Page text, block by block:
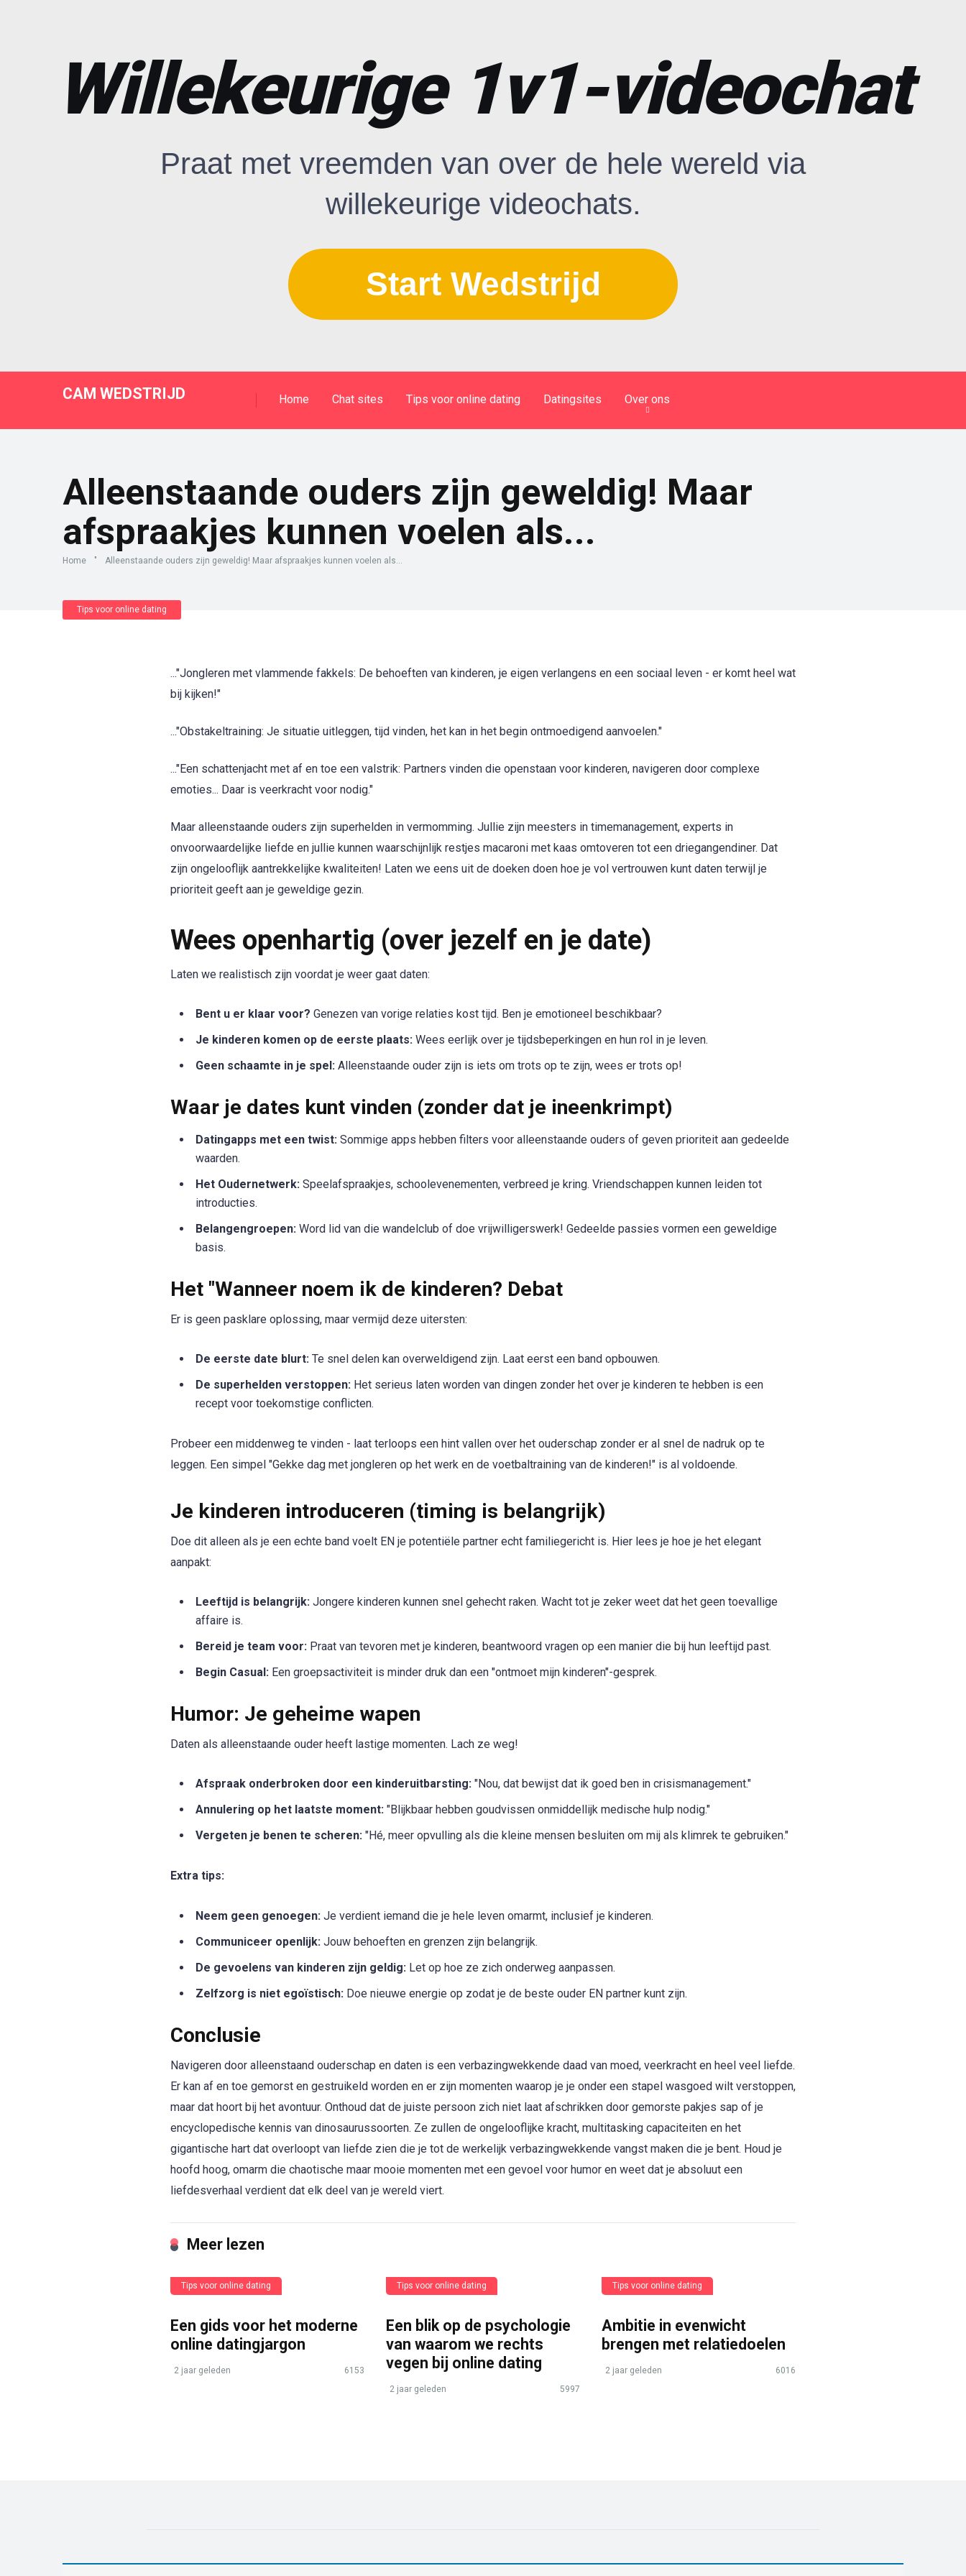
Willekeurige 1v1-videochat
Praat met vreemden van over de hele wereld via
willekeurige videochats.
Start Wedstrijd
CAM WEDSTRIJD Home Chat sites Tips voor online dating Datingsites Over ons
Alleenstaande ouders zijn geweldig! Maar
afspraakjes kunnen voelen als...
Home " Alleenstaande ouders zijn geweldig! Maar afspraakjes kunnen voelen als...
Tips voor online dating
..."Jongleren met vlammende fakkels: De behoeften van kinderen, je eigen verlangens en een sociaal leven - er komt heel wat
bij kijken!"
..."Obstakeltraining: Je situatie uitleggen, tijd vinden, het kan in het begin ontmoedigend aanvoelen."
..."Een schattenjacht met af en toe een valstrik: Partners vinden die openstaan voor kinderen, navigeren door complexe
emoties... Daar is veerkracht voor nodig."
Maar alleenstaande ouders zijn superhelden in vermomming. Jullie zijn meesters in timemanagement, experts in
onvoorwaardelijke liefde en jullie kunnen waarschijnlijk restjes macaroni met kaas omtoveren tot een driegangendiner. Dat
zijn ongelooflijk aantrekkelijke kwaliteiten! Laten we eens uit de doeken doen hoe je vol vertrouwen kunt daten terwijl je
prioriteit geeft aan je geweldige gezin.
Wees openhartig (over jezelf en je date)
Laten we realistisch zijn voordat je weer gaat daten:
Bent u er klaar voor? Genezen van vorige relaties kost tijd. Ben je emotioneel beschikbaar?
Je kinderen komen op de eerste plaats: Wees eerlijk over je tijdsbeperkingen en hun rol in je leven.
Geen schaamte in je spel: Alleenstaande ouder zijn is iets om trots op te zijn, wees er trots op!
Waar je dates kunt vinden (zonder dat je ineenkrimpt)
Datingapps met een twist: Sommige apps hebben filters voor alleenstaande ouders of geven prioriteit aan gedeelde
waarden.
Het Oudernetwerk: Speelafspraakjes, schoolevenementen, verbreed je kring. Vriendschappen kunnen leiden tot
introducties.
Belangengroepen: Word lid van die wandelclub of doe vrijwilligerswerk! Gedeelde passies vormen een geweldige
basis.
Het "Wanneer noem ik de kinderen? Debat
Er is geen pasklare oplossing, maar vermijd deze uitersten:
De eerste date blurt: Te snel delen kan overweldigend zijn. Laat eerst een band opbouwen.
De superhelden verstoppen: Het serieus laten worden van dingen zonder het over je kinderen te hebben is een
recept voor toekomstige conflicten.
Probeer een middenweg te vinden - laat terloops een hint vallen over het ouderschap zonder er al snel de nadruk op te
leggen. Een simpel "Gekke dag met jongleren op het werk en de voetbaltraining van de kinderen!" is al voldoende.
Je kinderen introduceren (timing is belangrijk)
Doe dit alleen als je een echte band voelt EN je potentiële partner echt familiegericht is. Hier lees je hoe je het elegant
aanpakt:
Leeftijd is belangrijk: Jongere kinderen kunnen snel gehecht raken. Wacht tot je zeker weet dat het geen toevallige
affaire is.
Bereid je team voor: Praat van tevoren met je kinderen, beantwoord vragen op een manier die bij hun leeftijd past.
Begin Casual: Een groepsactiviteit is minder druk dan een "ontmoet mijn kinderen"-gesprek.
Humor: Je geheime wapen
Daten als alleenstaande ouder heeft lastige momenten. Lach ze weg!
Afspraak onderbroken door een kinderuitbarsting: "Nou, dat bewijst dat ik goed ben in crisismanagement."
Annulering op het laatste moment: "Blijkbaar hebben goudvissen onmiddellijk medische hulp nodig."
Vergeten je benen te scheren: "Hé, meer opvulling als die kleine mensen besluiten om mij als klimrek te gebruiken."
Extra tips:
Neem geen genoegen: Je verdient iemand die je hele leven omarmt, inclusief je kinderen.
Communiceer openlijk: Jouw behoeften en grenzen zijn belangrijk.
De gevoelens van kinderen zijn geldig: Let op hoe ze zich onderweg aanpassen.
Zelfzorg is niet egoïstisch: Doe nieuwe energie op zodat je de beste ouder EN partner kunt zijn.
Conclusie
Navigeren door alleenstaand ouderschap en daten is een verbazingwekkende daad van moed, veerkracht en heel veel liefde.
Er kan af en toe gemorst en gestruikeld worden en er zijn momenten waarop je je onder een stapel wasgoed wilt verstoppen,
maar dat hoort bij het avontuur. Onthoud dat de juiste persoon zich niet laat afschrikken door gemorste pakjes sap of je
encyclopedische kennis van dinosaurussoorten. Ze zullen de ongelooflijke kracht, multitasking capaciteiten en het
gigantische hart dat overloopt van liefde zien die je tot de werkelijk verbazingwekkende vangst maken die je bent. Houd je
hoofd hoog, omarm die chaotische maar mooie momenten met een gevoel voor humor en weet dat je absoluut een
liefdesverhaal verdient dat elk deel van je wereld viert.
Meer lezen
Tips voor online dating
Een gids voor het moderne
online datingjargon
2 jaar geleden 6153
Tips voor online dating
Een blik op de psychologie
van waarom we rechts
vegen bij online dating
2 jaar geleden 5997
Tips voor online dating
Ambitie in evenwicht
brengen met relatiedoelen
2 jaar geleden 6016